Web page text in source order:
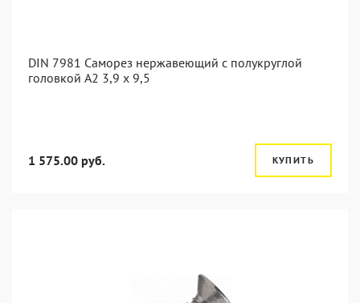
DIN 7981 Саморез нержавеющий с полукруглой
головкой А2 3,9 x 9,5
1 575.00 руб. КУПИТЬ